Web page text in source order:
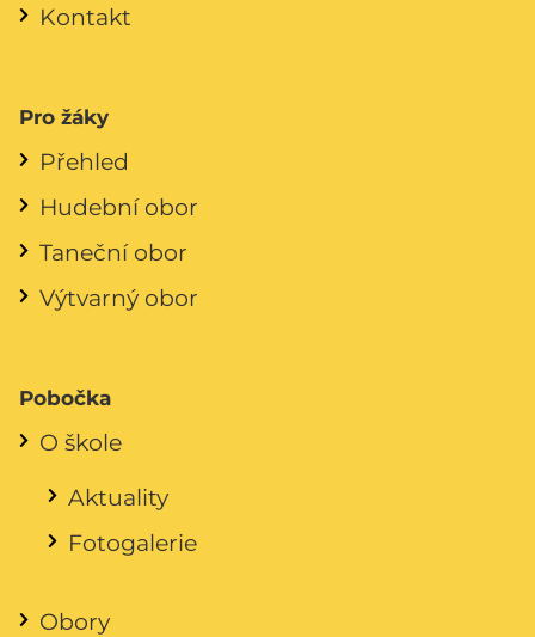
Kontakt
Pro žáky
Přehled
Hudební obor
Taneční obor
Výtvarný obor
Pobočka
O škole
Aktuality
Fotogalerie
Obory